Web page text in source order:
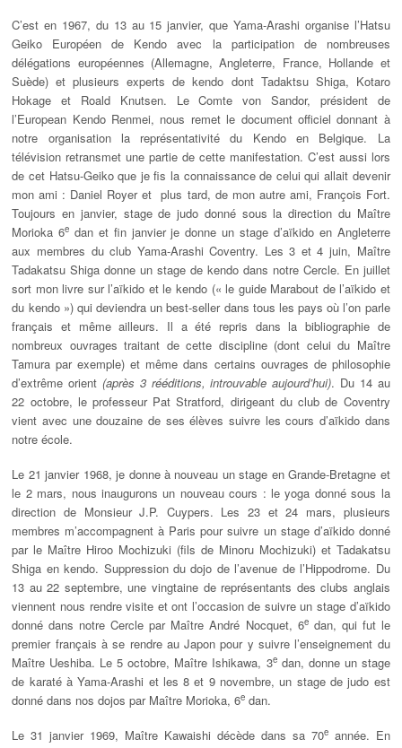
C’est en 1967, du 13 au 15 janvier, que Yama-Arashi organise l’Hatsu
Geiko Européen de Kendo avec la participation de nombreuses
délégations européennes (Allemagne, Angleterre, France, Hollande et
Suède) et plusieurs experts de kendo dont Tadaktsu Shiga, Kotaro
Hokage et Roald Knutsen. Le Comte von Sandor, président de
l’European Kendo Renmei, nous remet le document officiel donnant à
notre organisation la représentativité du Kendo en Belgique. La
télévision retransmet une partie de cette manifestation. C’est aussi lors
de cet Hatsu-Geiko que je fis la connaissance de celui qui allait devenir
mon ami : Daniel Royer et plus tard, de mon autre ami, François Fort.
Toujours en janvier, stage de judo donné sous la direction du Maître
Morioka 6e dan et fin janvier je donne un stage d’aïkido en Angleterre
aux membres du club Yama-Arashi Coventry. Les 3 et 4 juin, Maître
Tadakatsu Shiga donne un stage de kendo dans notre Cercle. En juillet
sort mon livre sur l’aïkido et le kendo (« le guide Marabout de l’aïkido et
du kendo ») qui deviendra un best-seller dans tous les pays où l’on parle
français et même ailleurs. Il a été repris dans la bibliographie de
nombreux ouvrages traitant de cette discipline (dont celui du Maître
Tamura par exemple) et même dans certains ouvrages de philosophie
d’extrême orient(après 3 rééditions, introuvable aujourd’hui). Du 14 au
22 octobre, le professeur Pat Stratford, dirigeant du club de Coventry
vient avec une douzaine de ses élèves suivre les cours d’aïkido dans
notre école.
Le 21 janvier 1968, je donne à nouveau un stage en Grande-Bretagne et
le 2 mars, nous inaugurons un nouveau cours : le yoga donné sous la
direction de Monsieur J.P. Cuypers. Les 23 et 24 mars, plusieurs
membres m’accompagnent à Paris pour suivre un stage d’aïkido donné
par le Maître Hiroo Mochizuki (fils de Minoru Mochizuki) et Tadakatsu
Shiga en kendo. Suppression du dojo de l’avenue de l’Hippodrome. Du
13 au 22 septembre, une vingtaine de représentants des clubs anglais
viennent nous rendre visite et ont l’occasion de suivre un stage d’aïkido
donné dans notre Cercle par Maître André Nocquet, 6edan, qui fut le
premier français à se rendre au Japon pour y suivre l’enseignement du
Maître Ueshiba. Le 5 octobre, Maître Ishikawa, 3edan, donne un stage
de karaté à Yama-Arashi et les 8 et 9 novembre, un stage de judo est
donné dans nos dojos par Maître Morioka, 6e dan.
Le 31 janvier 1969, Maître Kawaishi décède dans sa 70eannée. En